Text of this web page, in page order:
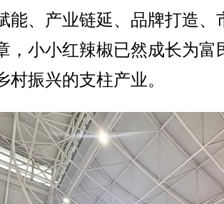
能、产业链延、品牌打造、
，小小红辣椒已然成长为富
村振兴的支柱产业。